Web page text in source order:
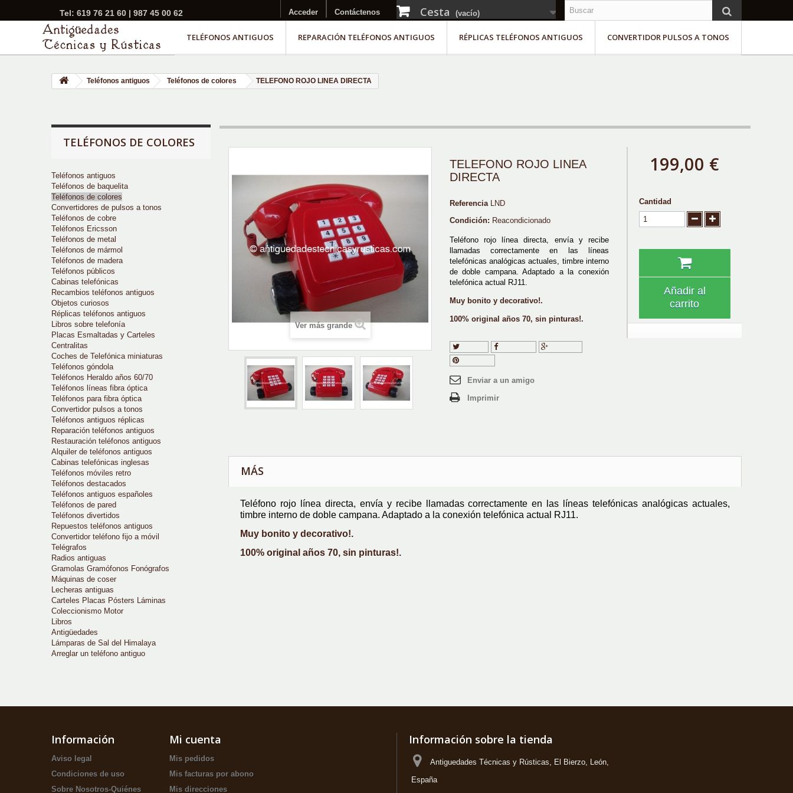
Tel: 619 76 21 60 | 987 45 00 62 Cesta (vacío)
Contáctenos
Acceder
CONVERTIDOR PULSOS A TONOS
RÉPLICAS TELÉFONOS ANTIGUOS
REPARACIÓN TELÉFONOS ANTIGUOS
TELÉFONOS ANTIGUOS
Teléfonos antiguos Teléfonos de colores TELEFONO ROJO LINEA DIRECTA
TELÉFONOS DE COLORES
Teléfonos antiguos
Teléfonos de baquelita
Teléfonos de colores
Convertidores de pulsos a tonos
Teléfonos de cobre
Teléfonos Ericsson
Teléfonos de metal
Teléfonos de mármol
Teléfonos de madera
Teléfonos públicos
Cabinas telefónicas
Recambios teléfonos antiguos
Objetos curiosos
Réplicas teléfonos antiguos
Libros sobre telefonía
Placas Esmaltadas y Carteles
Centralitas
Coches de Telefónica miniaturas
Teléfonos góndola
Teléfonos Heraldo años 60/70
Teléfonos líneas fibra óptica
Teléfonos para fibra óptica
Convertidor pulsos a tonos
Teléfonos antiguos réplicas
Reparación teléfonos antiguos
Restauración teléfonos antiguos
Alquiler de teléfonos antiguos
Cabinas telefónicas inglesas
Teléfonos móviles retro
Teléfonos destacados
Teléfonos antiguos españoles
Teléfonos de pared
Teléfonos divertidos
Repuestos teléfonos antiguos
Convertidor teléfono fijo a móvil
Telégrafos
Radios antiguas
Gramolas Gramófonos Fonógrafos
Máquinas de coser
Lecheras antiguas
Carteles Placas Pósters Láminas
Coleccionismo Motor
Libros
Antigüedades
Lámparas de Sal del Himalaya
Arreglar un teléfono antiguo
Ver más grande
TELEFONO ROJO LINEA
DIRECTA
Referencia LND
Condición: Reacondicionado
Teléfono rojo línea directa, envía y recibe
llamadas correctamente en las líneas
telefónicas analógicas actuales, timbre interno
de doble campana. Adaptado a la conexión
telefónica actual RJ11.
Muy bonito y decorativo!.
100% original años 70, sin pinturas!.
Tuitear Compartir
Pinterest
Enviar a un amigo
Imprimir
199,00 €
Cantidad
Añadir al
carrito
MÁS
Teléfono rojo línea directa, envía y recibe llamadas correctamente en las líneas telefónicas analógicas actuales,
timbre interno de doble campana. Adaptado a la conexión telefónica actual RJ11.
Muy bonito y decorativo!.
100% original años 70, sin pinturas!.
Información
Aviso legal
Condiciones de uso
Sobre Nosotros-Quiénes
Mi cuenta
Mis pedidos
Mis facturas por abono
Mis direcciones
Información sobre la tienda
Antiguedades Técnicas y Rústicas, El Bierzo, León,
España